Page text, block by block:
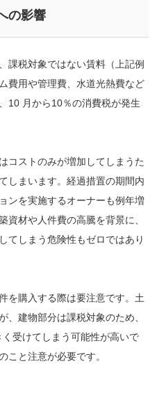
の影響
課税対象ではない賃料（上記例
費用や管理費、水道光熱費など
10 月から10％の消費税が発生
コストのみが増加してしまうた
しまいます。経過措置の期間内
ンを実施するオーナーも例年増
資材や人件費の高騰を背景に、
てしまう危険性もゼロではあり
を購入する際は要注意です。土
、建物部分は課税対象のため、
受けてしまう可能性が高いで
こと注意が必要です。